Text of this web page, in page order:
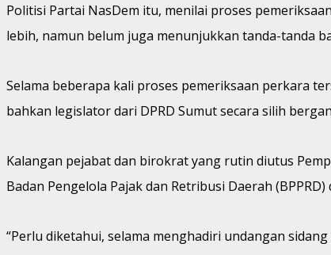
Politisi Partai NasDem itu, menilai proses
lebih, namun belum juga menunjukkan tanda-tanda
Selama beberapa kali proses pemeriksaan perkara
bahkan legislator dari DPRD Sumut secara silih
Kalangan pejabat dan birokrat yang rutin diutus
Badan Pengelola Pajak dan Retribusi Daerah
“Perlu diketahui, selama menghadiri undangan